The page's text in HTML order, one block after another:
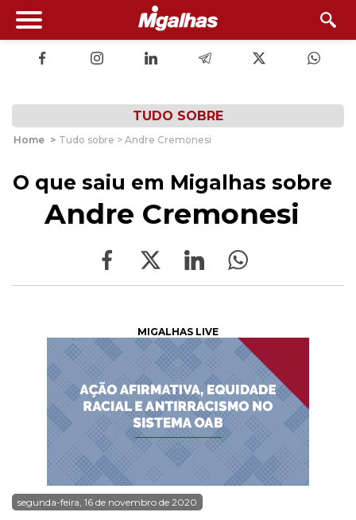
TUDO SOBRE
Home > Tudo sobre > Andre Cremonesi
O que saiu em Migalhas sobre
Andre Cremonesi
MIGALHAS LIVE
segunda-feira, 16 de novembro de 2020